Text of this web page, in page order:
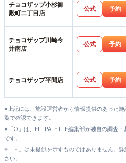
チョコザップ小杉御
殿町二丁目店
公式 予約
チョコザップ川崎今
井南店
公式 予約
チョコザップ平間店 公式 予約
※上記には、施設運営者から情報提供のあった
覧で確認できます。
※「○」は、FIT PALETTE編集部が独自の調査
です。
※「－」は未提供を示すものではありません。
さい。